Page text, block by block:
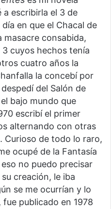
escribirla el 3 de
en que el Chacal de
masacre consabida,
cuyos hechos tenía
cuatro años la
la concebí por
del Salón de
bajo mundo que
escribí el primer
alternando con otras
Curioso de todo lo raro,
ocupé de la Fantasía
no puedo precisar
creación, le iba
se me ocurrían y lo
publicado en 1978